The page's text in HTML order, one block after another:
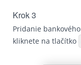
Krok 3
Pridanie
kliknete na tlačítko